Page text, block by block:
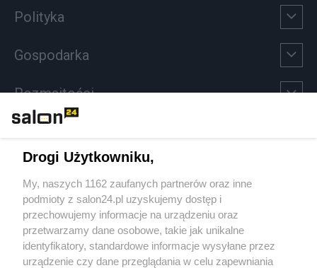
Polityka
Gospodarka
Rozmaitości
Sport
Społeczeństwo
Kultura
Drogi Użytkowniku,
My, naszych 1162 zaufanych partnerów oraz inne
podmioty z salon24.pl uzyskujemy dostęp i
przechowujemy informacje na urządzeniu oraz
przetwarzamy dane osobowe, takie jak unikalne
identyfikatory, standardowe informacje wysyłane przez
urządzenie czy dane przeglądania w celu zapewniania